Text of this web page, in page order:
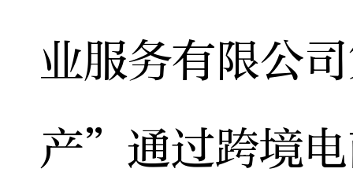
业服务有限公
产”通过跨境